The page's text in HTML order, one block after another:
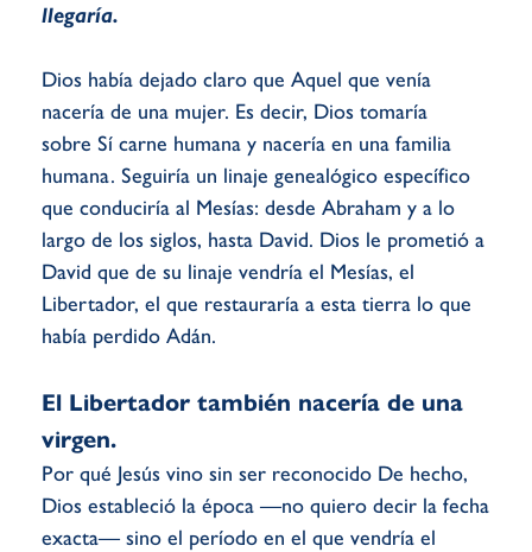
llegaría.
Dios había dejado claro que Aquel que venía
nacería de una mujer. Es decir, Dios tomaría
sobre Sí carne humana y nacería en una familia
humana. Seguiría un linaje genealógico específico
que conduciría al Mesías: desde Abraham y a lo
largo de los siglos, hasta David. Dios le prometió a
David que de su linaje vendría el Mesías, el
Libertador, el que restauraría a esta tierra lo que
había perdido Adán.
El Libertador también nacería de una
virgen.
Por qué Jesús vino sin ser reconocido De hecho,
Dios estableció la época —no quiero decir la fecha
exacta— sino el período en el que vendría el